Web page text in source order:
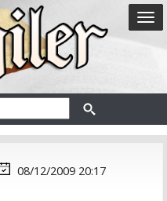
08/12/2009 20:17